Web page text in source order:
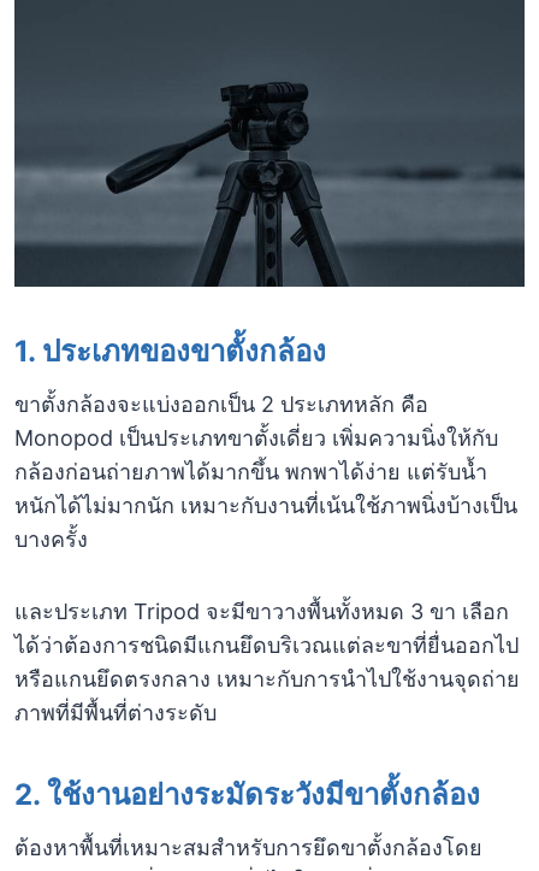
1. ประเภทของขาตั้งกล้อง
ขาตั้งกล้องจะแบ่งออกเป็น 2 ประเภทหลัก คือ
Monopod เป็นประเภทขาตั้งเดี่ยว เพิ่มความนิ่งให้กับ
กล้องก่อนถ่ายภาพได้มากขึ้น พกพาได้ง่าย แต่รับน้ำ
หนักได้ไม่มากนัก เหมาะกับงานที่เน้นใช้ภาพนิ่งบ้างเป็น
บางครั้ง
และประเภท Tripod จะมีขาวางพื้นทั้งหมด 3 ขา เลือก
ได้ว่าต้องการชนิดมีแกนยึดบริเวณแต่ละขาที่ยื่นออกไป
หรือแกนยึดตรงกลาง เหมาะกับการนำไปใช้งานจุดถ่าย
ภาพที่มีพื้นที่ต่างระดับ
2. ใช้งานอย่างระมัดระวังมีขาตั้งกล้อง
ต้องหาพื้นที่เหมาะสมสำหรับการยึดขาตั้งกล้องโดย